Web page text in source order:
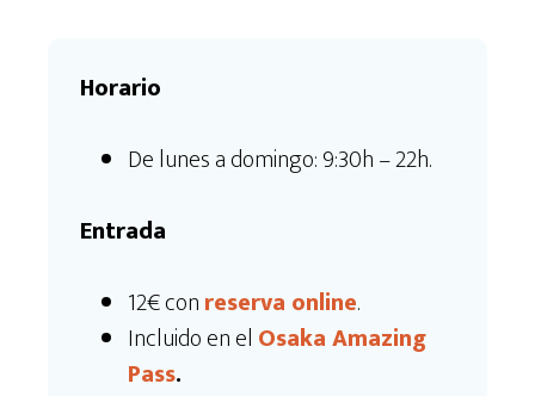
Horario
De lunes a domingo: 9:30h – 22h.
Entrada
12€ conreserva online.
Incluido en el Osaka Amazing
Pass.